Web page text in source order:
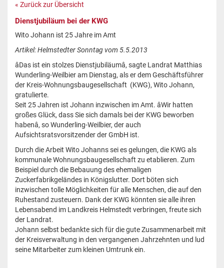
« Zurück zur Übersicht
Dienstjubiläum bei der KWG
Wito Johann ist 25 Jahre im Amt
Artikel: Helmstedter Sonntag vom 5.5.2013
âDas ist ein stolzes Dienstjubiläumâ, sagte Landrat Matthias
Wunderling-Weilbier am Dienstag, als er dem Geschäftsführer
der Kreis-Wohnungsbaugesellschaft (KWG), Wito Johann,
gratulierte.
Seit 25 Jahren ist Johann inzwischen im Amt. âWir hatten
großes Glück, dass Sie sich damals bei der KWG beworben
habenâ, so Wunderling-Weilbier, der auch
Aufsichtsratsvorsitzender der GmbH ist.
Durch die Arbeit Wito Johanns sei es gelungen, die KWG als
kommunale Wohnungsbaugesellschaft zu etablieren. Zum
Beispiel durch die Bebauung des ehemaligen
Zuckerfabrikgeländes in Königslutter. Dort böten sich
inzwischen tolle Möglichkeiten für alle Menschen, die auf den
Ruhestand zusteuern. Dank der KWG könnten sie alle ihren
Lebensabend im Landkreis Helmstedt verbringen, freute sich
der Landrat.
Johann selbst bedankte sich für die gute Zusammenarbeit mit
der Kreisverwaltung in den vergangenen Jahrzehnten und lud
seine Mitarbeiter zum kleinen Umtrunk ein.